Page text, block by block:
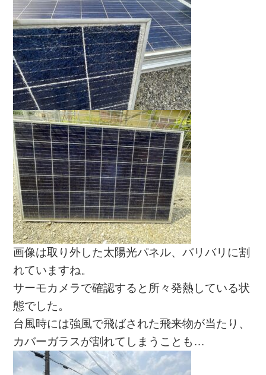
画像は取り外した太陽光パネル、バリバリに割
れていますね。
サーモカメラで確認すると所々発熱している状
態でした。
台風時には強風で飛ばされた飛来物が当たり、
カバーガラスが割れてしまうことも…